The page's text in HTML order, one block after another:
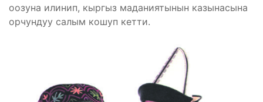
оозуна илинип, кыргыз маданиятынын казынасына
орчундуу салым кошуп кетти.